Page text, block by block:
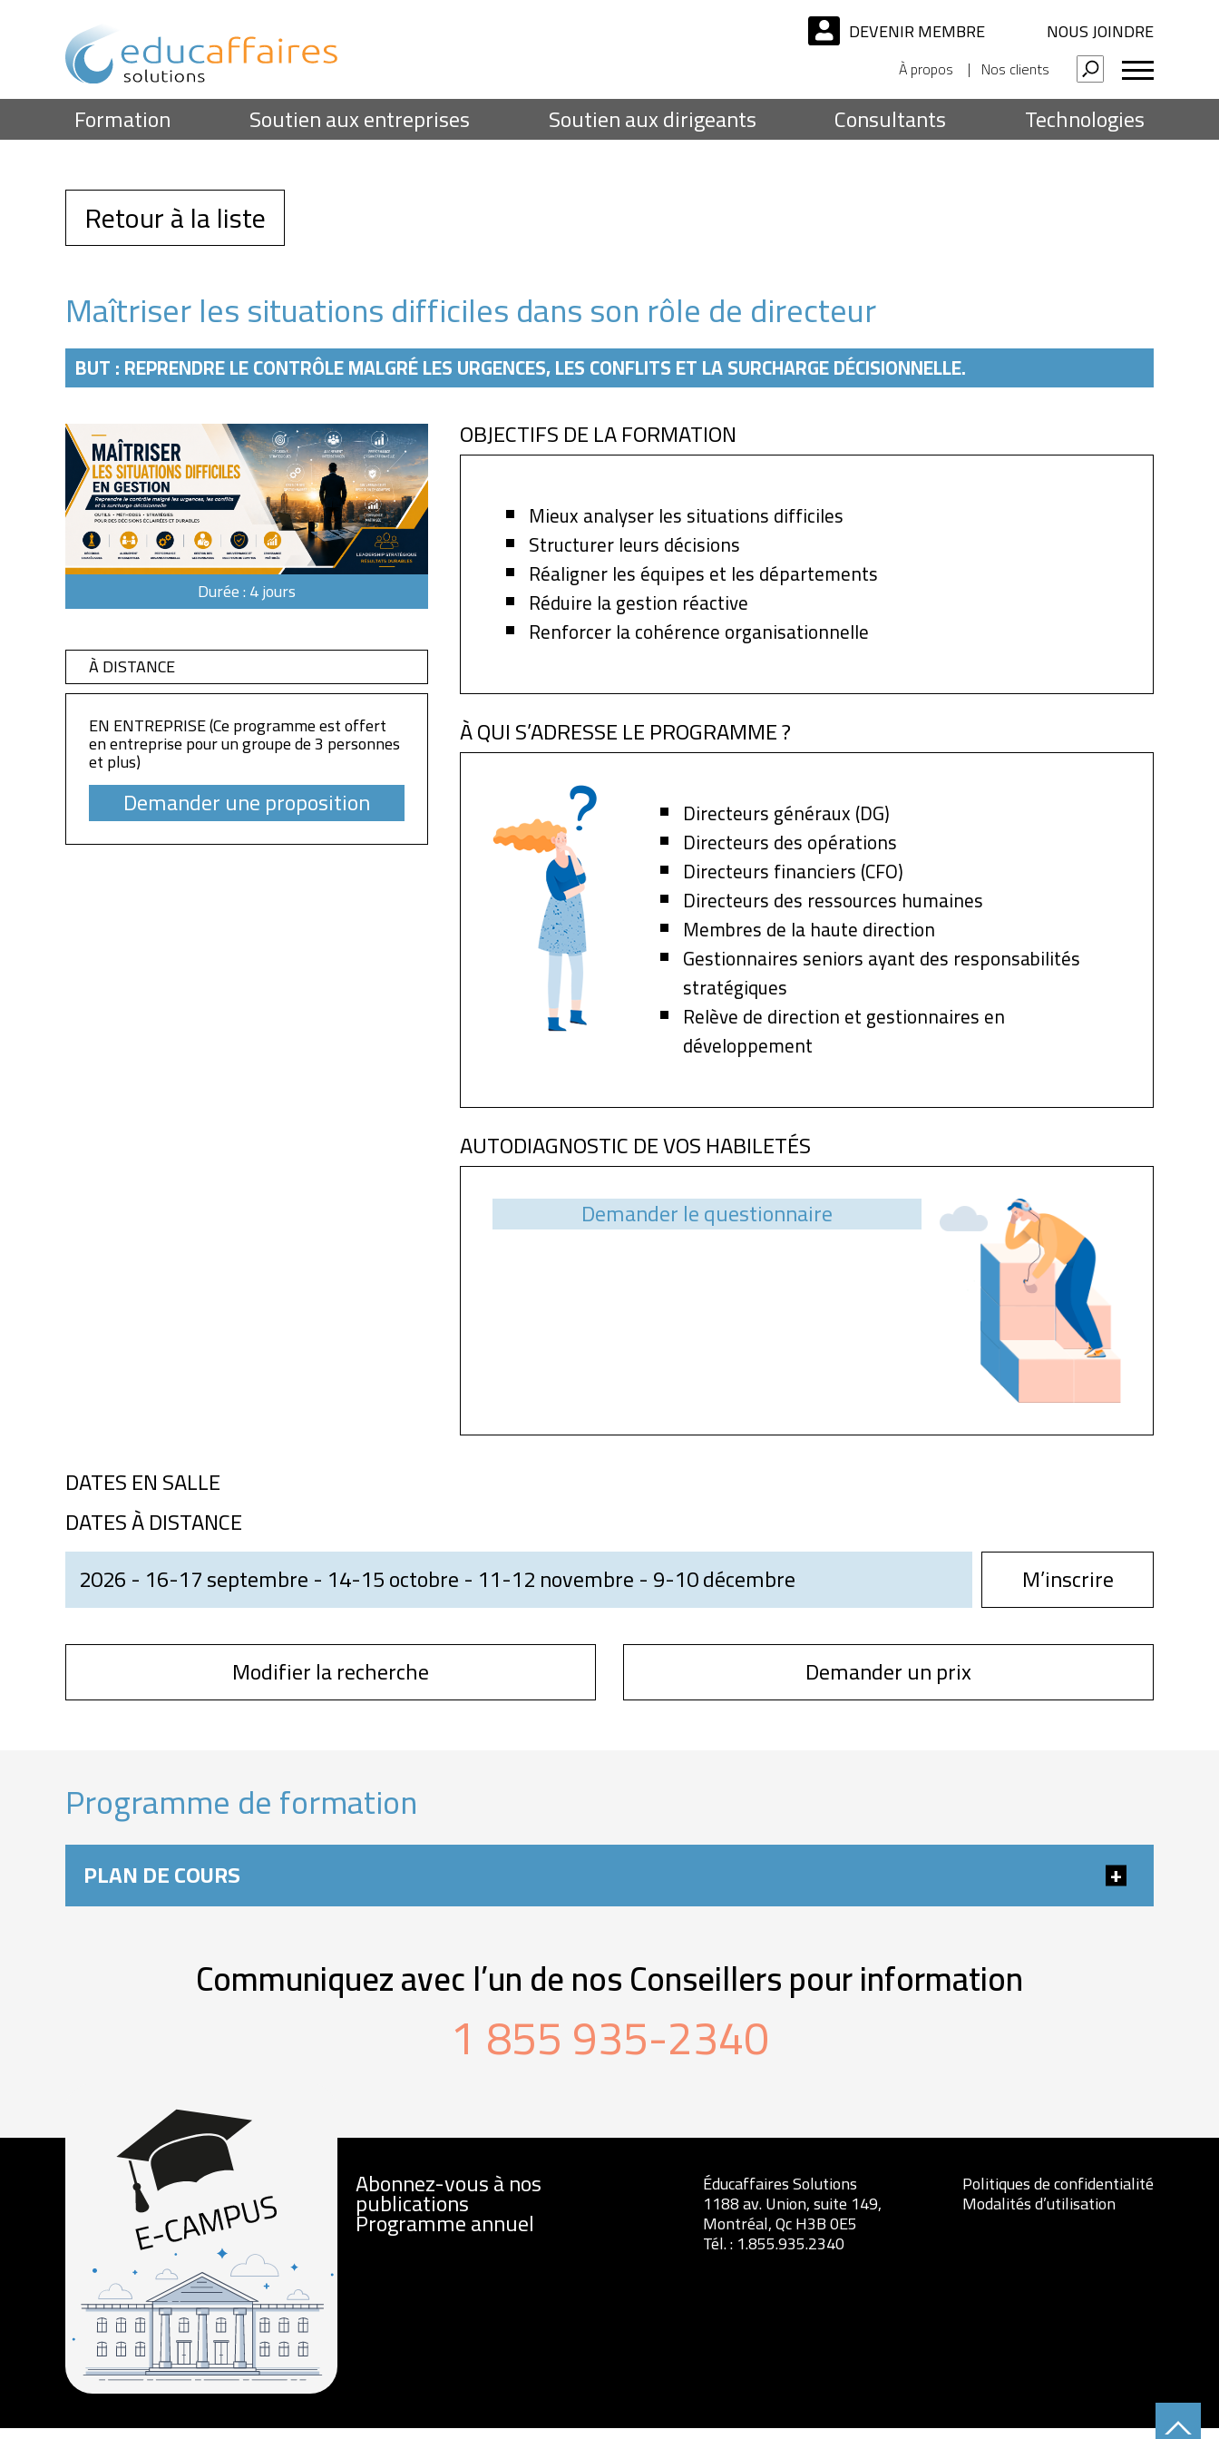
NOUS JOINDRE
DEVENIR MEMBRE
À propos Nos clients
Formation Soutien aux entreprises Soutien aux dirigeants Consultants Technologies
Retour à la liste
Maîtriser les situations difficiles dans son rôle de directeur
BUT : REPRENDRE LE CONTRÔLE MALGRÉ LES URGENCES, LES CONFLITS ET LA SURCHARGE DÉCISIONNELLE.
Durée : 4 jours
À DISTANCE
EN ENTREPRISE (Ce programme est offert
en entreprise pour un groupe de 3 personnes
et plus)
Demander une proposition
OBJECTIFS DE LA FORMATION
Mieux analyser les situations difficiles
Structurer leurs décisions
Réaligner les équipes et les départements
Réduire la gestion réactive
Renforcer la cohérence organisationnelle
À QUI S’ADRESSE LE PROGRAMME ?
Directeurs généraux (DG)
Directeurs des opérations
Directeurs financiers (CFO)
Directeurs des ressources humaines
Membres de la haute direction
Gestionnaires seniors ayant des responsabilités
stratégiques
Relève de direction et gestionnaires en
développement
AUTODIAGNOSTIC DE VOS HABILETÉS
Demander le questionnaire
DATES EN SALLE
DATES À DISTANCE
2026 - 16-17 septembre - 14-15 octobre - 11-12 novembre - 9-10 décembre
M’inscrire
Modifier la recherche Demander un prix
Programme de formation
PLAN DE COURS
Communiquez avec l’un de nos Conseillers pour information
1 855 935-2340
Abonnez-vous à nos
publications
Programme annuel
Éducaffaires Solutions
1188 av. Union, suite 149,
Montréal, Qc H3B 0E5
Tél. :1.855.935.2340
Politiques de confidentialité
Modalités d’utilisation